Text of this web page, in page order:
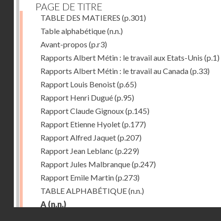
PAGE DE TITRE
TABLE DES MATIERES (p.301)
Table alphabétique(n.n.)
Avant-propos (p.r3)
Rapports Albert Métin : le travail aux Etats-Unis (p.1)
Rapports Albert Métin : le travail au Canada(p.33)
Rapport Louis Benoist(p.65)
Rapport Henri Dugué(p.95)
Rapport Claude Gignoux(p.145)
Rapport Etienne Hyolet(p.177)
Rapport Alfred Jaquet(p.207)
Rapport Jean Leblanc (p.229)
Rapport Jules Malbranque(p.247)
Rapport Emile Martin(p.273)
TABLE ALPHABÉTIQUE(n.n.)
A (n.n.)